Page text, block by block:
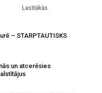
Lasītākās
– STARPTAUTISKS
un atcerēsies